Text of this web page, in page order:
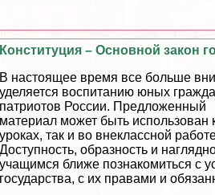
Конституция – Основной закон
В настоящее время все больше
уделяется воспитанию юных
патриотов России. Предложенный
материал может быть использован
уроках, так и во внеклассной
Доступность, образность и
учащимся ближе познакомиться с
государства, с их правами и